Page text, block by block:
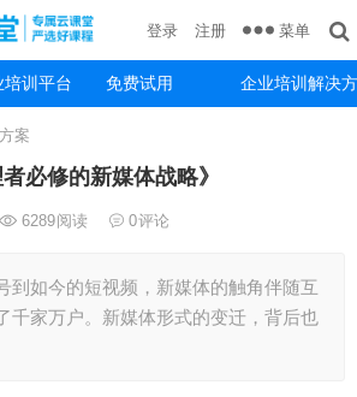
培训平台 免费试用 企业培训解决
登录 注册 菜单
案
必修的新媒体战略》
6289阅读 0评论
到如今的短视频，新媒体的触角伴随互
千家万户。新媒体形式的变迁，背后也